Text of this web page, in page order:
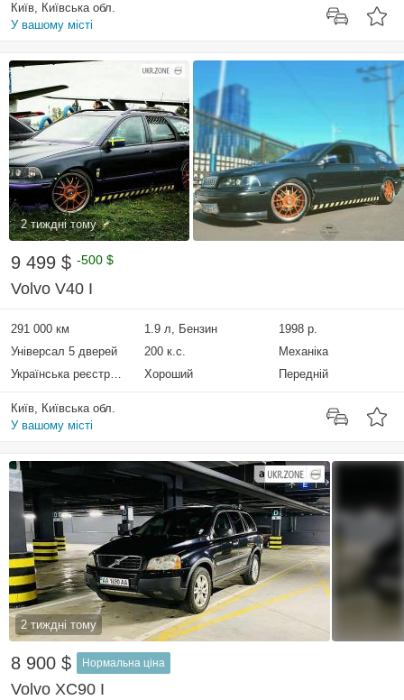
Київ, Київська обл.
У вашому місті
2 тиждні тому
9 499 $ -500 $
Volvo V40 I
291 000 км 1.9 л, Бензин
1998 р.
Універсал 5 дверей
200 к.с.
Механіка
Українська реєстрація
Хороший Передній
Київ, Київська обл.
У вашому місті
2 тиждні тому
8 900 $ Нормальна ціна
Volvo XC90 I